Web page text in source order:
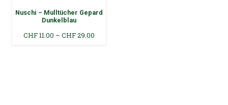
Nuschi – Mulltücher Gepard
Dunkelblau
CHF11.00 – CHF29.00